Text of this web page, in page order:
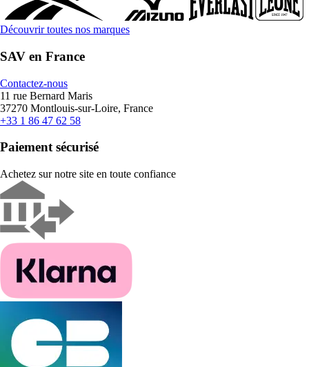
Découvrir toutes nos marques
SAV en France
Contactez-nous
11 rue Bernard Maris
37270 Montlouis-sur-Loire, France
+33 1 86 47 62 58
Paiement sécurisé
Achetez sur notre site en toute confiance